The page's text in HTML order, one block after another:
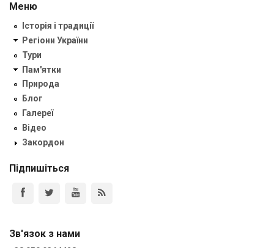
Меню
Історія і традиції
Регіони України
Тури
Пам'ятки
Природа
Блог
Галереї
Відео
Закордон
Підпишіться
Зв'язок з нами